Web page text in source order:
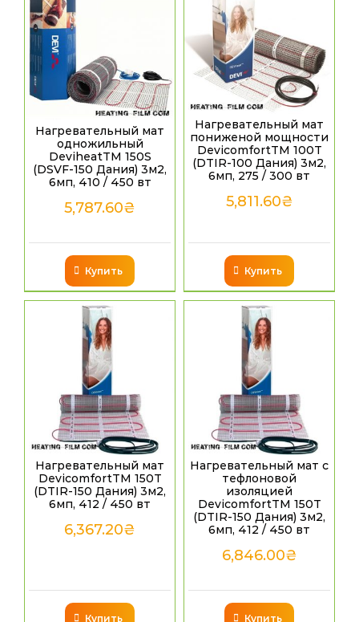
Нагревательный мат
одножильный
DeviheatTM 150S
(DSVF-150 Дания) 3м2,
6мп, 410 / 450 вт
5,787.60₴
Купить
Нагревательный мат
пониженой мощности
DevicomfortTM 100T
(DTIR-100 Дания) 3м2,
6мп, 275 / 300 вт
5,811.60₴
Купить
Нагревательный мат
DevicomfortTM 150T
(DTIR-150 Дания) 3м2,
6мп, 412 / 450 вт
6,367.20₴
Купить
Нагревательный мат с
тефлоновой
изоляцией
DevicomfortTM 150T
(DTIR-150 Дания) 3м2,
6мп, 412 / 450 вт
6,846.00₴
Купить